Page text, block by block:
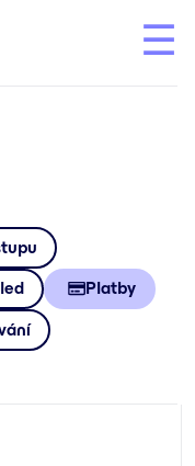
Platby